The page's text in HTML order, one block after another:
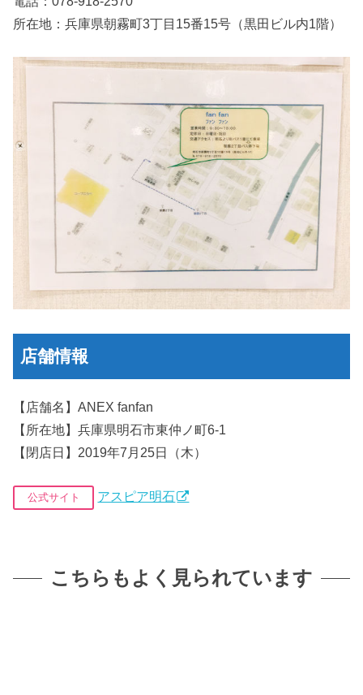
所在地：兵庫県朝霧町3丁目15番15号（黒田ビル内1階）
店舗情報
【店舗名】ANEX fanfan
【所在地】兵庫県明石市東仲ノ町6-1
【閉店日】2019年7月25日（木）
公式サイト アスピア明石
こちらもよく見られています